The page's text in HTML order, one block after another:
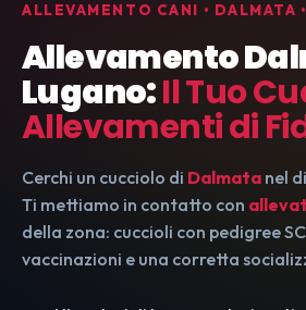
ALLEVAMENTO CANI • DALMATA
Allevamento
Lugano:Il Tuo
Allevamenti di
Cerchi un cucciolo di Dalmata nel
Ti mettiamo in contatto con
della zona: cuccioli con pedigree
vaccinazioni e una corretta